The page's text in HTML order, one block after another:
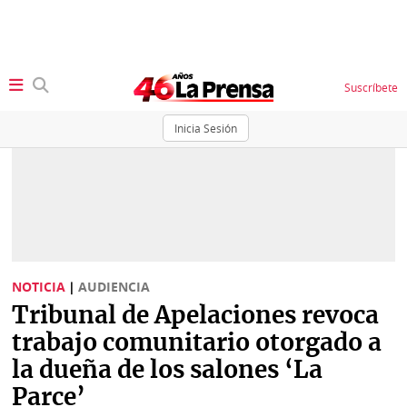
Inicia Sesión
Suscríbete
Sociedad
Judiciales
Política
Status
K
Vivir+
NOTICIA | AUDIENCIA
Tribunal de Apelaciones revoca
trabajo comunitario otorgado a
la dueña de los salones ‘La
Parce’